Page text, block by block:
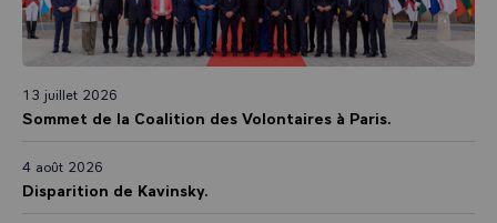
13 juillet 2026
Sommet de la Coalition des Volontaires à Paris.
4 août 2026
Disparition de Kavinsky.